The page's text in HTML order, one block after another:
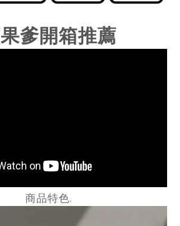
爹開箱推薦
商品特色.